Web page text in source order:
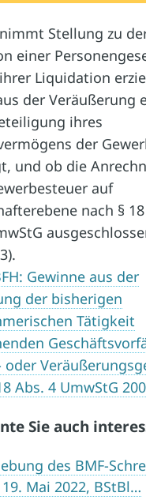
Stellung zu
einer
Liquidation
der Veräußerung
ihres
der
und ob die
auf
nach §
Gewinne aus der
der bisherigen
Tätigkeit
oder
Abs. 4 UmwStG
Sie auch
des BMF-
Mai 2022, BStBl…